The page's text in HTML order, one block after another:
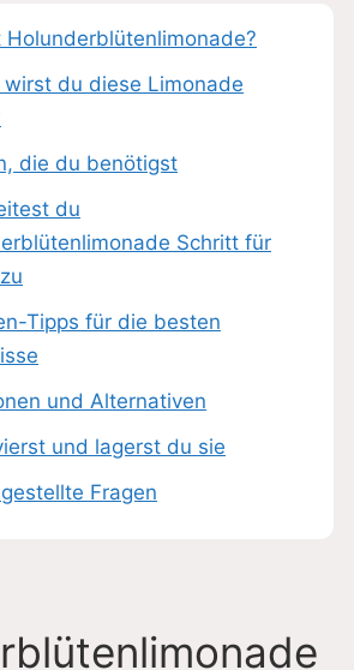
Holunderblütenlimonade?
wirst du diese Limonade
die du benötigst
du
Schritt für
Tipps für die besten
und Alternativen
und lagerst du sie
Fragen